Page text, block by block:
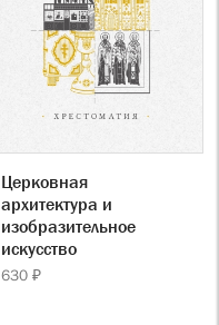
Церковная
архитектура и
изобразительное
искусство
630 ₽